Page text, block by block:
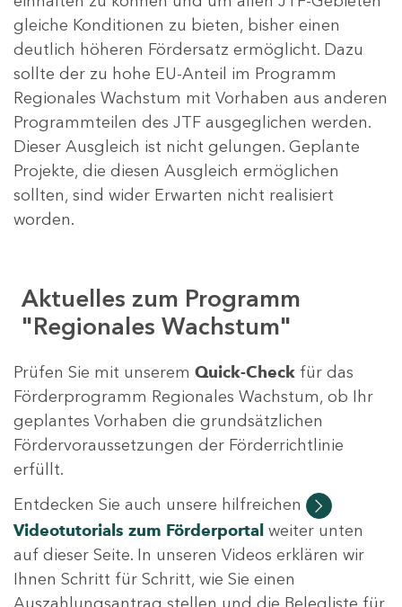
gleiche Konditionen zu bieten, bisher einen
deutlich höheren Fördersatz ermöglicht. Dazu
sollte der zu hohe EU-Anteil im Programm
Regionales Wachstum mit Vorhaben aus anderen
Programmteilen des JTF ausgeglichen werden.
Dieser Ausgleich ist nicht gelungen. Geplante
Projekte, die diesen Ausgleich ermöglichen
sollten, sind wider Erwarten nicht realisiert
worden.
Aktuelles zum Programm
"Regionales Wachstum"
Prüfen Sie mit unserem Quick-Check für das
Förderprogramm Regionales Wachstum, ob Ihr
geplantes Vorhaben die grundsätzlichen
Fördervoraussetzungen der Förderrichtlinie
erfüllt.
Entdecken Sie auch unsere hilfreichen
Videotutorials zum Förderportal weiter unten
auf dieser Seite. In unseren Videos erklären wir
Ihnen Schritt für Schritt, wie Sie einen